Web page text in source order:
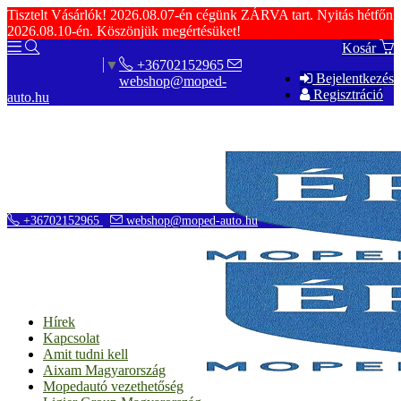
Tisztelt Vásárlók! 2026.08.07-én cégünk ZÁRVA tart. Nyitás hétfőn
2026.08.10-én. Köszönjük megértésüket!
Kosár
Bejelentkezés
Regisztráció
▼
+36702152965
webshop@moped-
auto.hu
Hírek
Kapcsolat
Amit tudni kell
Aixam Magyarország
Mopedautó vezethetőség
+36702152965 webshop@moped-auto.hu